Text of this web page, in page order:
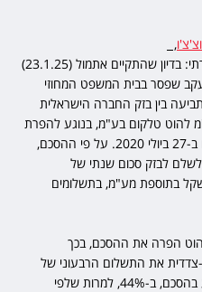
,
הקרב התקשורתי: בדיון שהתקיים אתמול (23.1.25)
שפסר בבית המשפט המחוזי
בין בזק החברה הישראלית
להוט טלקום בע"מ, בנוגע להפרת
הסכם שנחתם ב-27 ביולי 2020. על פי ההסכם,
לבזק סכום שנתי של
שקל בתוספת מע"מ, בתשלומים
הוט הפרה את ההסכם, בכך
את התשלום הרבעוני של
הסכום שנקבע בהסכם, ב-44%, למרות שלפי